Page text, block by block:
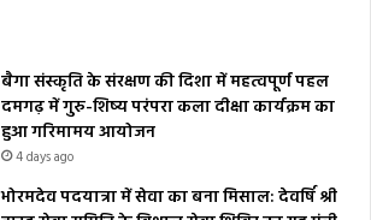
बैगा संस्कृति के संरक्षण की दिशा में महत्वपूर्ण पहल
दमगढ़ में गुरु-शिष्य परंपरा कला दीक्षा कार्यक्रम का
हुआ गरिमामय आयोजन
4 days ago
भोरमदेव पदयात्रा में सेवा का बना मिसाल: देवर्षि श्री